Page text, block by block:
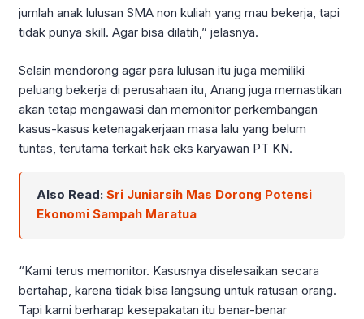
jumlah anak lulusan SMA non kuliah yang mau bekerja, tapi
tidak punya skill. Agar bisa dilatih,” jelasnya.
Selain mendorong agar para lulusan itu juga memiliki
peluang bekerja di perusahaan itu, Anang juga memastikan
akan tetap mengawasi dan memonitor perkembangan
kasus-kasus ketenagakerjaan masa lalu yang belum
tuntas, terutama terkait hak eks karyawan PT KN.
Also Read: Sri Juniarsih Mas Dorong Potensi
Ekonomi Sampah Maratua
“Kami terus memonitor. Kasusnya diselesaikan secara
bertahap, karena tidak bisa langsung untuk ratusan orang.
Tapi kami berharap kesepakatan itu benar-benar